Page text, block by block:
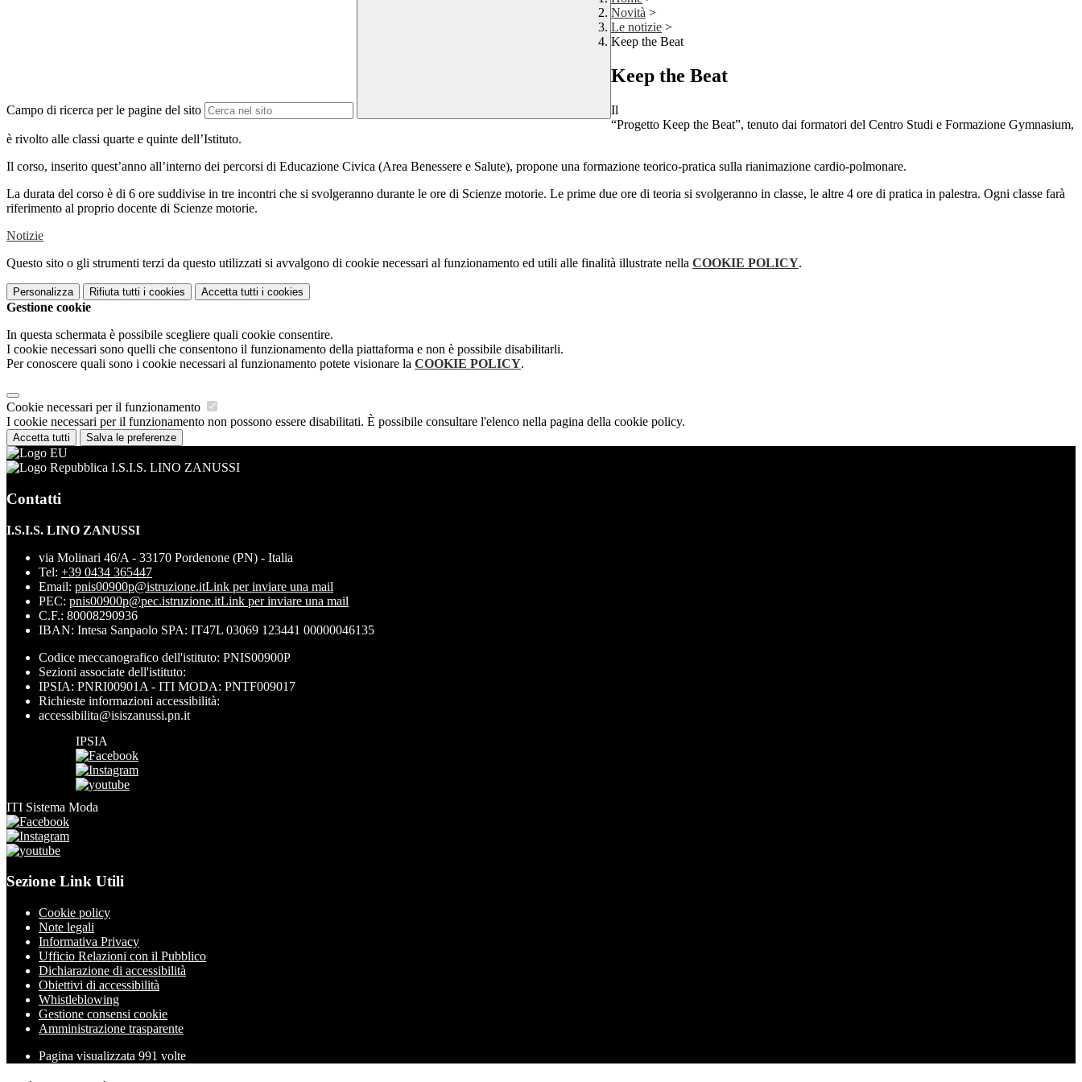
Campo di ricerca per le pagine del sito
Novità >
Le notizie >
Keep the Beat
Keep the Beat
Il
“Progetto Keep the Beat”, tenuto dai formatori del Centro Studi e Formazione Gymnasium,
è rivolto alle classi quarte e quinte dell’Istituto.
Il corso, inserito quest’anno all’interno dei percorsi di Educazione Civica (Area Benessere e Salute), propone una formazione teorico-pratica sulla rianimazione cardio-polmonare.
La durata del corso è di 6 ore suddivise in tre incontri che si svolgeranno durante le ore di Scienze motorie. Le prime due ore di teoria si svolgeranno in classe, le altre 4 ore di pratica in palestra. Ogni classe farà
riferimento al proprio docente di Scienze motorie.
Notizie
Questo sito o gli strumenti terzi da questo utilizzati si avvalgono di cookie necessari al funzionamento ed utili alle finalità illustrate nella COOKIE POLICY.
Personalizza Rifiuta tutti i cookies Accetta tutti i cookies
Gestione cookie
In questa schermata è possibile scegliere quali cookie consentire.
I cookie necessari sono quelli che consentono il funzionamento della piattaforma e non è possibile disabilitarli.
Per conoscere quali sono i cookie necessari al funzionamento potete visionare la COOKIE POLICY.
Cookie necessari per il funzionamento
I cookie necessari per il funzionamento non possono essere disabilitati. È possibile consultare l'elenco nella pagina della cookie policy.
Accetta tutti Salva le preferenze
I.S.I.S. LINO ZANUSSI
Contatti
I.S.I.S. LINO ZANUSSI
via Molinari 46/A - 33170 Pordenone (PN) - Italia
Tel: +39 0434 365447
Email: pnis00900p@istruzione.itLink per inviare una mail
PEC: pnis00900p@pec.istruzione.itLink per inviare una mail
C.F.: 80008290936
IBAN: Intesa Sanpaolo SPA: IT47L 03069 123441 00000046135
Codice meccanografico dell'istituto: PNIS00900P
Sezioni associate dell'istituto:
IPSIA: PNRI00901A - ITI MODA: PNTF009017
Richieste informazioni accessibilità:
accessibilita@isiszanussi.pn.it
IPSIA
ITI Sistema Moda
Sezione Link Utili
Cookie policy
Note legali
Informativa Privacy
Ufficio Relazioni con il Pubblico
Dichiarazione di accessibilità
Obiettivi di accessibilità
Whistleblowing
Gestione consensi cookie
Amministrazione trasparente
Pagina visualizzata 991 volte